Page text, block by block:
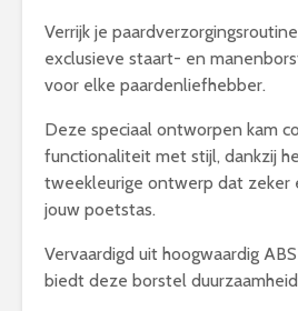
Verrijk je
exclusieve staart- en
voor elke paardenliefhebber.
Deze speciaal ontworpen kam
functionaliteit met stijl, dankzij
tweekleurige ontwerp dat zeker
jouw poetstas.
Vervaardigd uit hoogwaardig
biedt deze borstel